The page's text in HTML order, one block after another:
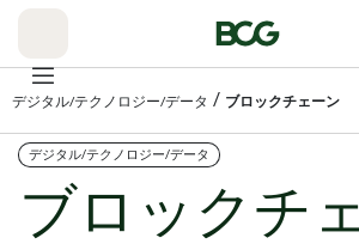
デジタル/テクノロジー/データ / ブロックチェーン
デジタル/テクノロジー/データ
ブロックチ